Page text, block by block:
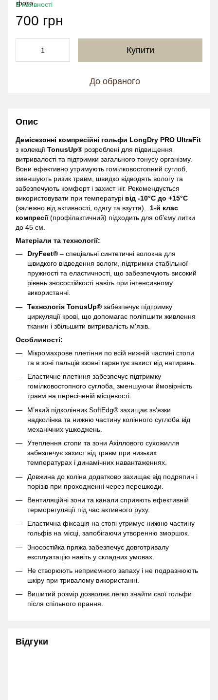
В наявності
700 грн
Купити
До обраного
Опис
Демісезонні компресійні гольфи LongDry PRO UltraFit
з колекції TonusUp® розроблені для підвищення
витривалості та підтримки загального тонусу організму.
Вони ефективно утримують гомілковостопний суглоб,
зменшують ризик травм, швидко відводять вологу та
забезпечують комфорт і захист ніг. Рекомендується
використовувати при температурі від -10°C до +15°C
(залежно від активності, одягу та взуття). 1-й клас
компресії(профілактичний) підходить для обʼєму литки
до 45 см.
Матеріали та технології:
DryFeet® – спеціальні синтетичні волокна для
швидкого відведення вологи, підтримки стабільної
пружності та еластичності, що забезпечують високий
рівень зносостійкості навіть при інтенсивному
використанні.
Технологія TonusUp® забезпечує підтримку
циркуляції крові, що допомагає поліпшити живлення
тканин і збільшити витривалість м'язів.
Особливості:
Мікромахрове плетіння по всій нижній частині стопи
та в зоні пальців ззовні гарантує захист від натирань.
Еластичне плетіння забезпечує підтримку
гомілковостопного суглоба, зменшуючи ймовірність
травм на пересіченій місцевості.
Мʼякий підколінник SoftEdg® захищає зв'язки
надколінка та нижню частину колінного суглоба від
механічних ушкоджень.
Утеплення стопи та зони Ахіллового сухожилля
забезпечує захист від травм при низьких
температурах і динамічних навантаженнях.
Довжина до коліна додатково захищає від подряпин і
порізів при проходженні через перешкоди.
Вентиляційні зони та канали сприяють ефективній
терморегуляції під час активного руху.
Еластична фіксація на стопі утримує нижню частину
гольфів на місці, запобігаючи утворенню зморшок.
Зносостійка пряжа забезпечує довготривалу
експлуатацію навіть у складних умовах.
Не створюють неприємного запаху і не подразнюють
шкіру при тривалому використанні.
Вишитий розмір дозволяє легко знайти свої гольфи
після спільного прання.
Відгуки